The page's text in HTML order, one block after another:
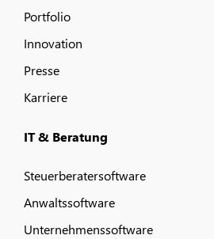
Portfolio
Innovation
Presse
Karriere
IT & Beratung
Steuerberatersoftware
Anwaltssoftware
Unternehmenssoftware